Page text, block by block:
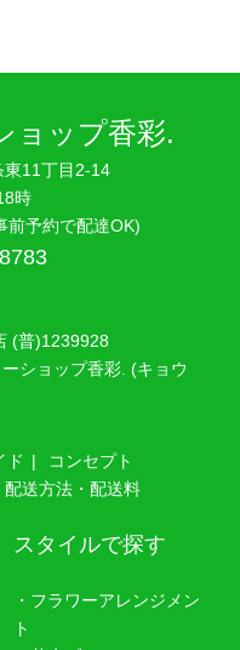
ョップ香彩.
東11丁目2-14
時
前予約で配達OK)
(普)1239928
ショップ香彩. (キョウ
ド
コンセプト
配送方法・配送料
スタイルで探す
・フラワーアレンジメン
ト